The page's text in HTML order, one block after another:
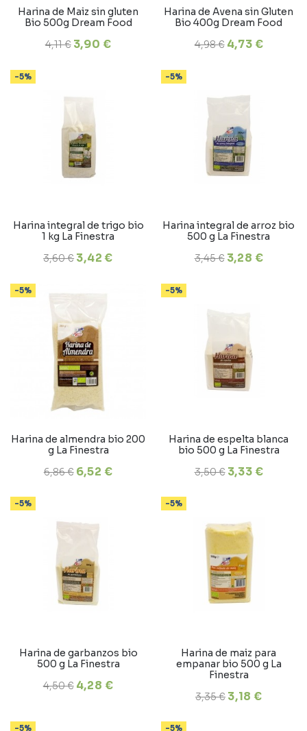
Harina de Maiz sin gluten
Bio 500g Dream Food
4,11 € 3,90 €
Harina de Avena sin Gluten
Bio 400g Dream Food
4,98 € 4,73 €
-5%
Harina integral de trigo bio
1 kg La Finestra
3,60 € 3,42 €
-5%
Harina integral de arroz bio
500 g La Finestra
3,45 € 3,28 €
-5%
Harina de almendra bio 200
g La Finestra
6,86 € 6,52 €
-5%
Harina de espelta blanca
bio 500 g La Finestra
3,50 € 3,33 €
-5%
Harina de garbanzos bio
500 g La Finestra
4,50 € 4,28 €
-5%
Harina de maiz para
empanar bio 500 g La
Finestra
3,35 € 3,18 €
-5% -5%